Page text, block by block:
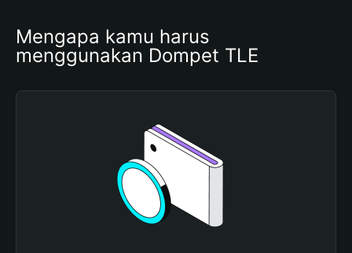
Mengapa kamu harus
menggunakan Dompet TLE